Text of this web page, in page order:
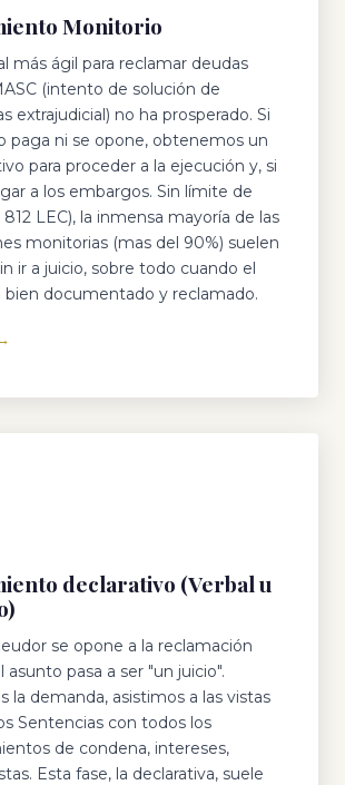
Monitorio
más ágil para reclamar deudas
(intento de solución de
extrajudicial) no ha prosperado. Si
paga ni se opone, obtenemos un
para proceder a la ejecución y, si
a los embargos. Sin límite de
LEC), la inmensa mayoría de las
monitorias (mas del 90%) suelen
ir a juicio, sobre todo cuando el
bien documentado y reclamado.
declarativo (Verbal u
se opone a la reclamación
asunto pasa a ser "un juicio".
la demanda, asistimos a las vistas
Sentencias con todos los
de condena, intereses,
Esta fase, la declarativa, suele